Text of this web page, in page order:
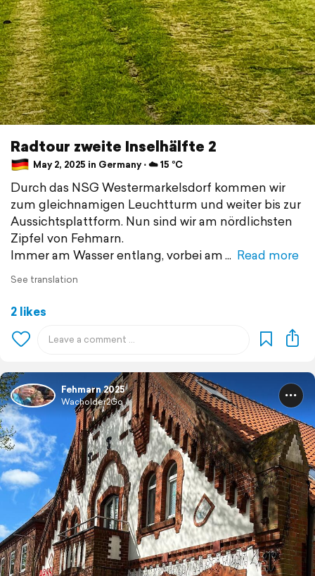
Radtour zweite Inselhälfte 2
May 2, 2025 in Germany ⋅ ☁️ 15 °C
Durch das NSG Westermarkelsdorf kommen wir
zum gleichnamigen Leuchtturm und weiter bis zur
Aussichtsplattform. Nun sind wir am nördlichsten
Zipfel von Fehmarn.
Immer am Wasser entlang, vorbei am
Read more
See translation
2 likes
Fehmarn 2025
Wacholder2Go